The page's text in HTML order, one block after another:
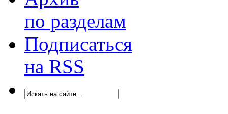
по разделам
Подписаться
на RSS